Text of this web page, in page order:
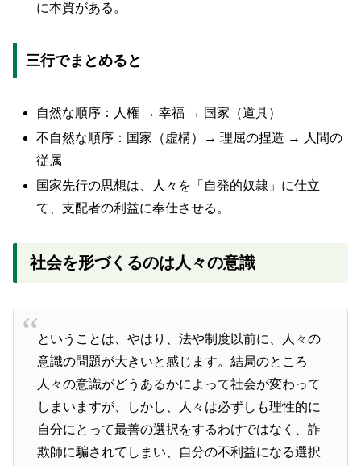
に本質がある。
三行でまとめると
自然な順序：人権 → 幸福 → 国家（道具）
不自然な順序：国家（虚構）→ 理屈の捏造 → 人間の
従属
国家先行の思想は、人々を「自発的奴隷」に仕立
て、支配者の利益に奉仕させる。
社会を形づくるのは人々の意識
ということは、やはり、法や制度以前に、人々の
意識の問題が大きいと感じます。結局のところ
人々の意識がどうあるかによって社会が変わって
しまいますが、しかし、人々は必ずしも理性的に
自分にとって最善の選択をするわけではなく、詐
欺師に騙されてしまい、自分の不利益になる選択